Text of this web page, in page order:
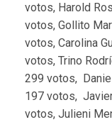
votos, Harold
votos, Gollito
votos, Carolina
votos, Trino
299 votos,
197 votos,
votos, Julieni